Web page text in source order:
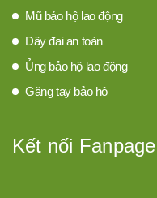
Mũ bảo hộ lao động
Dây đai an toàn
Ủng bảo hộ lao động
Găng tay bảo hộ
Kết nối Fanpage